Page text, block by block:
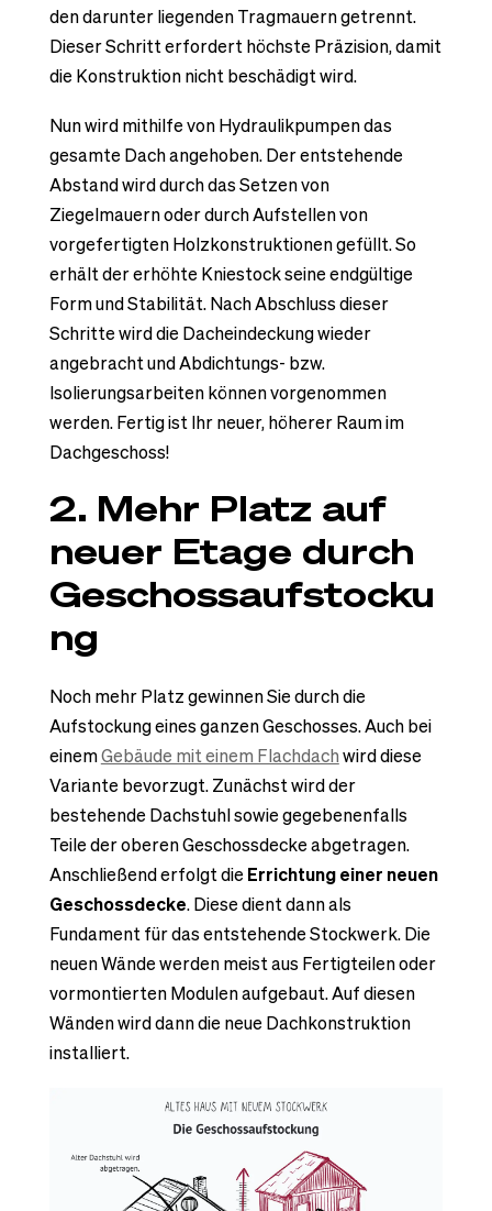
den darunter liegenden Tragmauern getrennt.
Dieser Schritt erfordert höchste Präzision, damit
die Konstruktion nicht beschädigt wird.
Nun wird mithilfe von Hydraulikpumpen das
gesamte Dach angehoben. Der entstehende
Abstand wird durch das Setzen von
Ziegelmauern oder durch Aufstellen von
vorgefertigten Holzkonstruktionen gefüllt. So
erhält der erhöhte Kniestock seine endgültige
Form und Stabilität. Nach Abschluss dieser
Schritte wird die Dacheindeckung wieder
angebracht und Abdichtungs- bzw.
Isolierungsarbeiten können vorgenommen
werden. Fertig ist Ihr neuer, höherer Raum im
Dachgeschoss!
2. Mehr Platz auf
neuer Etage durch
Geschossaufstocku
ng
Noch mehr Platz gewinnen Sie durch die
Aufstockung eines ganzen Geschosses. Auch bei
einemGebäude mit einem Flachdachwird diese
Variante bevorzugt. Zunächst wird der
bestehende Dachstuhl sowie gegebenenfalls
Teile der oberen Geschossdecke abgetragen.
Anschließend erfolgt die Errichtung einer neuen
Geschossdecke. Diese dient dann als
Fundament für das entstehende Stockwerk. Die
neuen Wände werden meist aus Fertigteilen oder
vormontierten Modulen aufgebaut. Auf diesen
Wänden wird dann die neue Dachkonstruktion
installiert.